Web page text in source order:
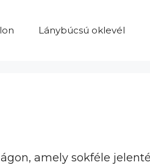
Lánybúcsú oklevél
amely sokféle